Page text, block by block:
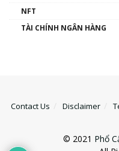
NFT
TÀI CHÍNH NGÂN HÀNG
Contact Us Disclaimer
© 2021 Phổ